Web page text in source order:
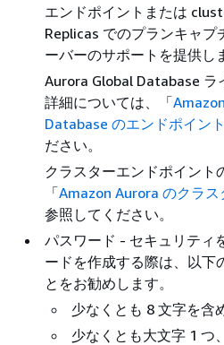
エンドポイントまたは
Replicas でのプランキャプ
ーバーのサポートを提供し
Aurora Global Database ラ
詳細については、「
Database のエンドポイン
ださい。
クラスターエンドポイント
「Amazon Aurora のクラス
参照してください。
パスワード - セキュリティ
ードを作成する際は、以下
とをお勧めします。
少なくとも 8 文字を含
少なくとも大文字 1 つ